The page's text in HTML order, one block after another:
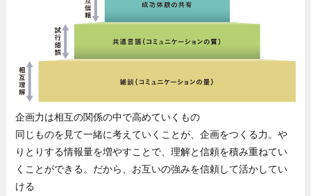
企画力は相互の関係の中で高めていくもの
同じものを見て一緒に考えていくことが、企画をつくる力。や
りとりする情報量を増やすことで、理解と信頼を積み重ねてい
くことができる。だから、お互いの強みを信頼して活かしてい
ける